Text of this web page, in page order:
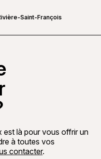
Saint-François
là pour vous offrir un
à toutes vos
contacter.